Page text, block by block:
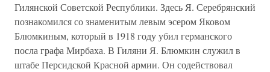
Гилянской Советской Республики. Здесь Я. Серебрянский
познакомился со знаменитым левым эсером Яковом
Блюмкиным, который в 1918 году убил германского
посла графа Мирбаха. В Гиляни Я. Блюмкин служил в
штабе Персидской Красной армии. Он содействовал